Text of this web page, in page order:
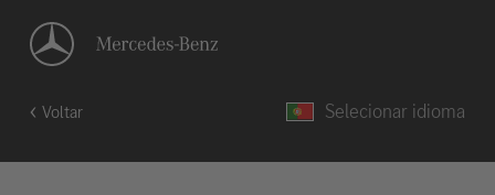
Voltar Selecionar idioma